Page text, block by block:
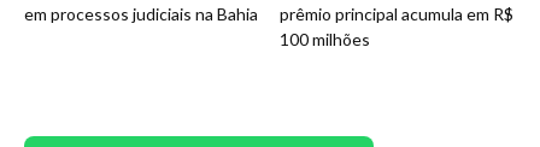
em processos judiciais na Bahia
prêmio principal acumula em R$
100 milhões